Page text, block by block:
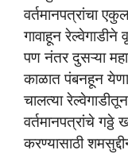
वर्तमानपत्रांचा
गावाहून
पण नंतर दुसऱ्या
काळात पंबनहून
चालत्या
वर्तमानपत्रांचे
करण्यासाठी